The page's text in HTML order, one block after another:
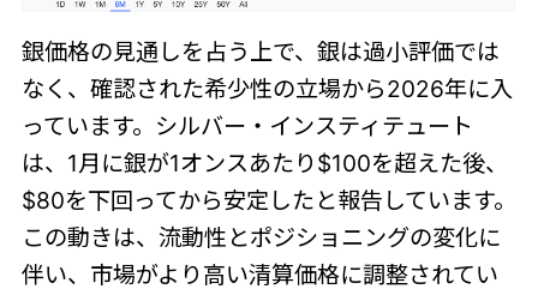
銀価格の見通しを占う上で、銀は過小評価では
なく、確認された希少性の立場から2026年に入
っています。シルバー・インスティテュート
は、1月に銀が1オンスあたり$100を超えた後、
$80を下回ってから安定したと報告しています。
この動きは、流動性とポジショニングの変化に
伴い、市場がより高い清算価格に調整されてい